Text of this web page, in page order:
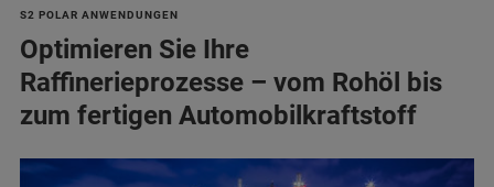
S2 POLAR ANWENDUNGEN
Optimieren Sie Ihre
Raffinerieprozesse – vom Rohöl bis
zum fertigen Automobilkraftstoff